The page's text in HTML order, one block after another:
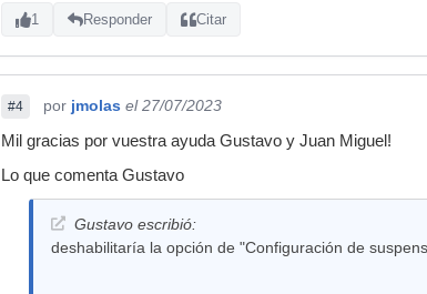
1 Responder Citar
#4 por jmolas el 27/07/2023
Mil gracias por vuestra ayuda Gustavo y Juan Miguel!
Lo que comenta Gustavo
Gustavo escribió:
deshabilitaría la opción de "Configuración de